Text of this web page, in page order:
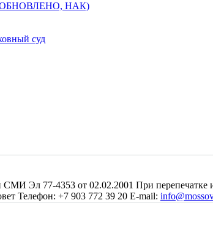
(ОБНОВЛЕНО, НАК)
суд
Эл 77-4353 от 02.02.2001 При перепечатке
Телефон: +7 903 772 39 20 E-mail: